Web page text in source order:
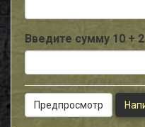
Введите сумму 10 + 2